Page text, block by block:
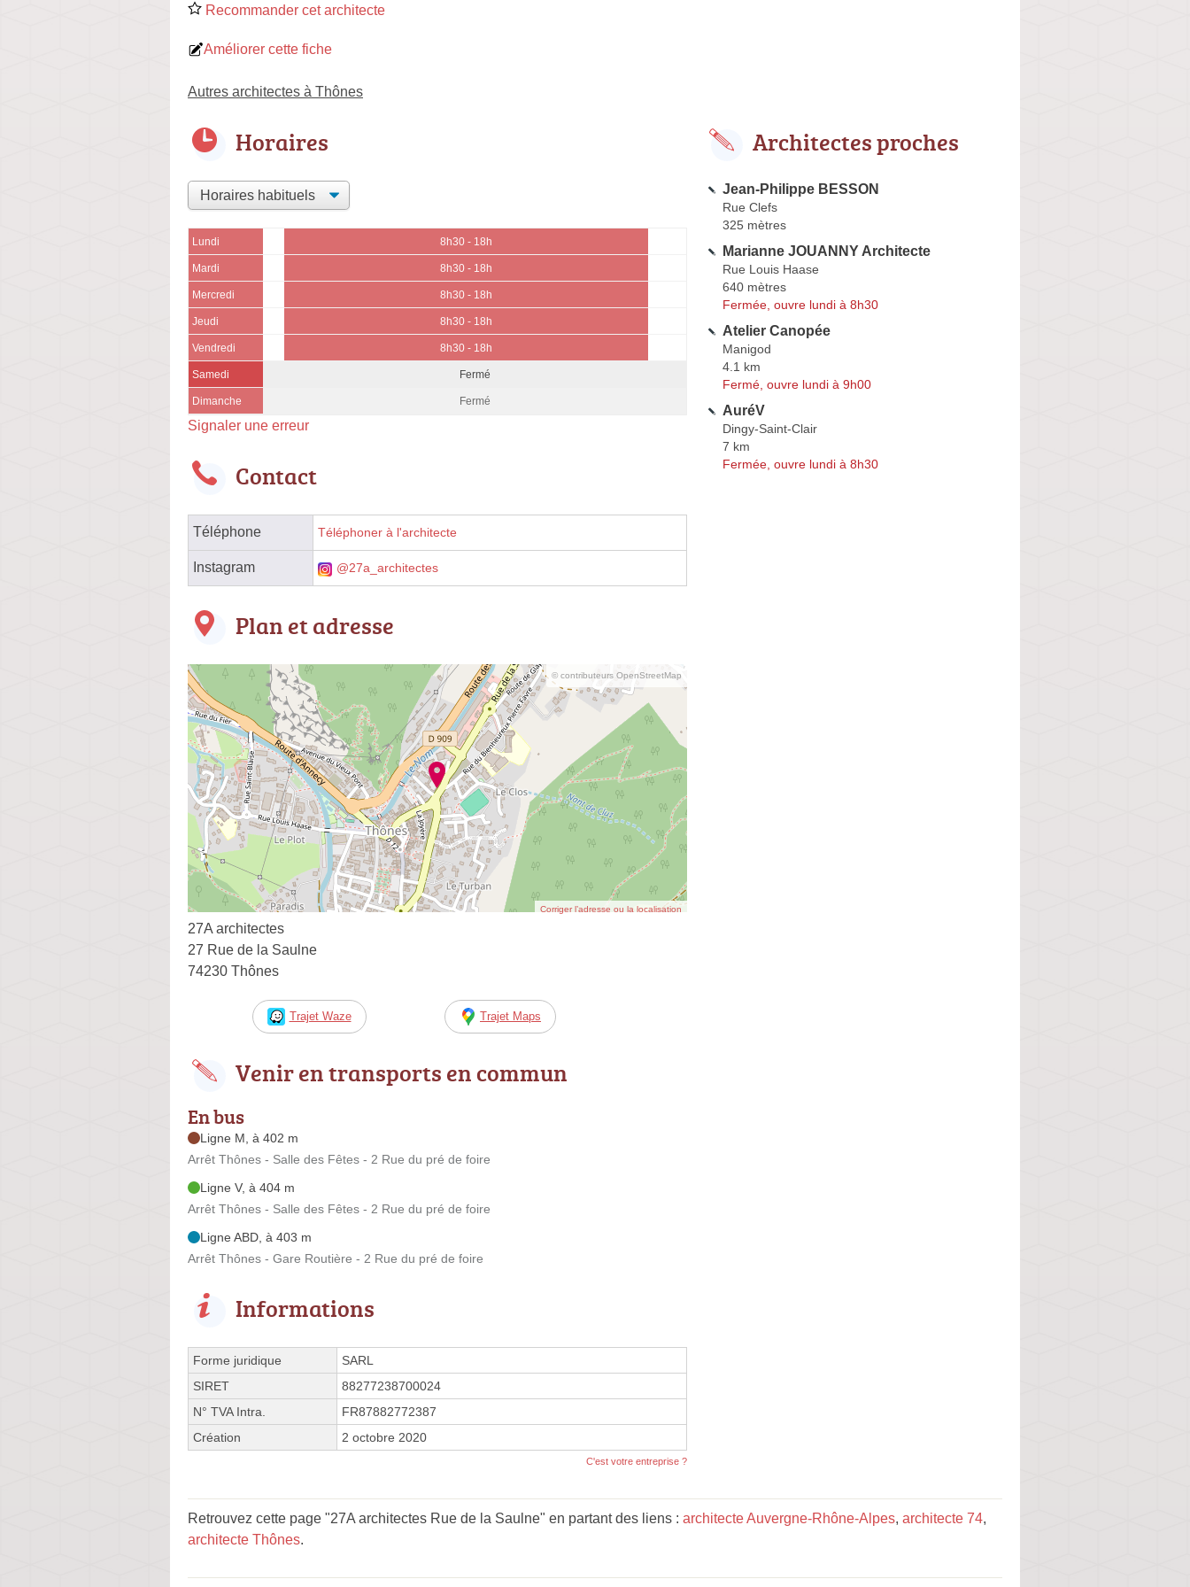
Recommander cet architecte
Améliorer cette fiche
Autres architectes à Thônes
Horaires
Lundi 8h30 - 18h
Mardi 8h30 - 18h
Mercredi 8h30 - 18h
Jeudi 8h30 - 18h
Vendredi 8h30 - 18h
Samedi Fermé
Dimanche Fermé
Signaler une erreur
Contact
Téléphone Téléphoner à l'architecte
Instagram @27a_architectes
Plan et adresse
© contributeurs OpenStreetMap
Corriger l’adresse ou la localisation
27A architectes
27 Rue de la Saulne
74230 Thônes
Trajet Waze Trajet Maps
Venir en transports en commun
En bus
Ligne M, à 402 m
Arrêt Thônes - Salle des Fêtes - 2 Rue du pré de foire
Ligne V, à 404 m
Arrêt Thônes - Salle des Fêtes - 2 Rue du pré de foire
Ligne ABD, à 403 m
Arrêt Thônes - Gare Routière - 2 Rue du pré de foire
Informations
Forme juridique
SARL
SIRET
88277238700024
N° TVA Intra.
FR87882772387
Création
2 octobre 2020
C'est votre entreprise ?
Architectes proches
Jean-Philippe BESSON
Rue Clefs
325 mètres
Marianne JOUANNY Architecte
Rue Louis Haase
640 mètres
Fermée, ouvre lundi à 8h30
Atelier Canopée
Manigod
4.1 km
Fermé, ouvre lundi à 9h00
AuréV
Dingy-Saint-Clair
7 km
Fermée, ouvre lundi à 8h30
Retrouvez cette page "27A architectes Rue de la Saulne" en partant des liens : architecte Auvergne-Rhône-Alpes, architecte 74,
architecte Thônes.